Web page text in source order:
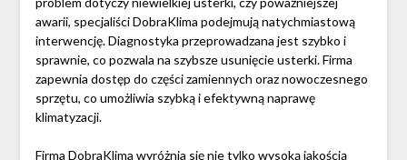
awarii, specjaliści DobraKlima podejmują natychmiastową
interwencję. Diagnostyka przeprowadzana jest szybko i
sprawnie, co pozwala na szybsze usunięcie usterki. Firma
zapewnia dostęp do części zamiennych oraz nowoczesnego
sprzętu, co umożliwia szybką i efektywną naprawę
klimatyzacji.
Firma DobraKlima wyróżnia się nie tylko wysoką jakością